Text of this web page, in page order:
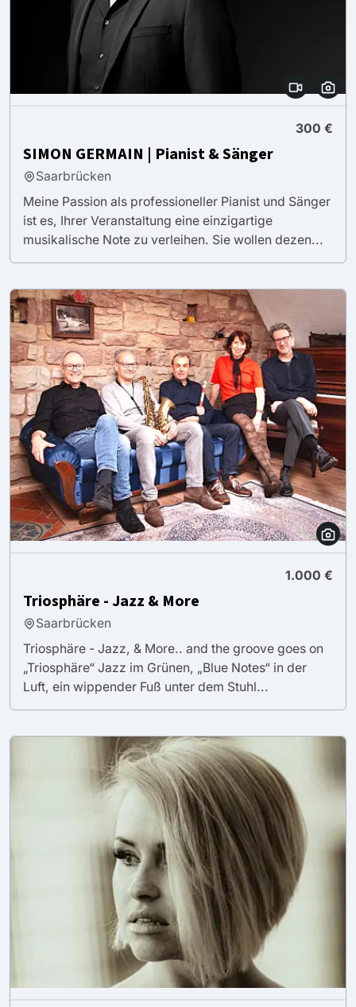
300 €
SIMON GERMAIN | Pianist & Sänger
Saarbrücken
Meine Passion als professioneller Pianist und Sänger
ist es, Ihrer Veranstaltung eine einzigartige
musikalische Note zu verleihen. Sie wollen dezen...
1.000 €
Triosphäre - Jazz & More
Saarbrücken
Triosphäre - Jazz, & More.. and the groove goes on
„Triosphäre“ Jazz im Grünen, „Blue Notes“ in der
Luft, ein wippender Fuß unter dem Stuhl...